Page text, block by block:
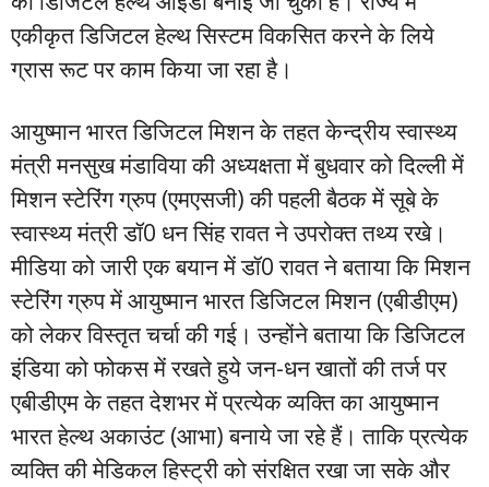
एकीकृत डिजिटल हेल्थ सिस्टम विकसित करने के लिये
ग्रास रूट पर काम किया जा रहा है।
आयुष्मान भारत डिजिटल मिशन के तहत केन्द्रीय स्वास्थ्य
मंत्री मनसुख मंडाविया की अध्यक्षता में बुधवार को दिल्ली में
मिशन स्टेरिंग ग्रुप (एमएसजी) की पहली बैठक में सूबे के
स्वास्थ्य मंत्री डॉ0 धन सिंह रावत ने उपरोक्त तथ्य रखे।
मीडिया को जारी एक बयान में डॉ0 रावत ने बताया कि मिशन
स्टेरिंग ग्रुप में आयुष्मान भारत डिजिटल मिशन (एबीडीएम)
को लेकर विस्तृत चर्चा की गई। उन्होंने बताया कि डिजिटल
इंडिया को फोकस में रखते हुये जन-धन खातों की तर्ज पर
एबीडीएम के तहत देशभर में प्रत्येक व्यक्ति का आयुष्मान
भारत हेल्थ अकाउंट (आभा) बनाये जा रहे हैं। ताकि प्रत्येक
व्यक्ति की मेडिकल हिस्ट्री को संरक्षित रखा जा सके और